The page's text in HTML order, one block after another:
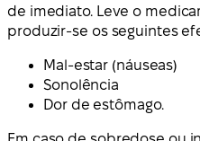
de imediato. Leve o
produzir-se os seguintes
Mal-estar (náuseas)
Sonolência
Dor de estômago.